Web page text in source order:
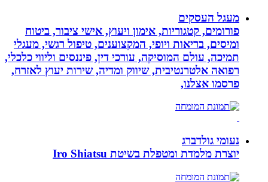
מעגל העסקים
פורומים, קטגוריות, אימון ויעוץ, אישי ציבור, ביטוח
ומיסים, בריאות ויופי, המקצוענים, טיפול רגשי, מעגלי
תמיכה, עולם המוסיקה, עורכי דין, פיננסים וליווי כלכלי,
רפואה אלטרנטיבית, שיווק ומדיה, שירות יעוץ לאזרח,
פרסמו אצלנו,
נעומי גולדברג
יוצרת מלמדת ומטפלת בשיטת Iro Shiatsu